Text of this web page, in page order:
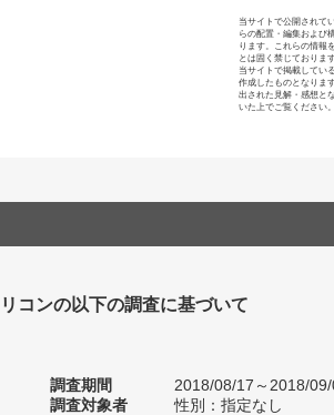
当サイトで公開されて
らの配置・編集および
ります。これらの情報
とは固く禁じております
当サイトで掲載してい
作成したものとなりま
出された見解・感想と
いた上でご覧ください。
コンの以下の調査に基づいて
調査期間
2018/08/17～2018/09/
調査対象者
性別：指定なし